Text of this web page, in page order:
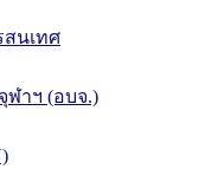
สนเทศ
ฬาฯ (อบจ.)